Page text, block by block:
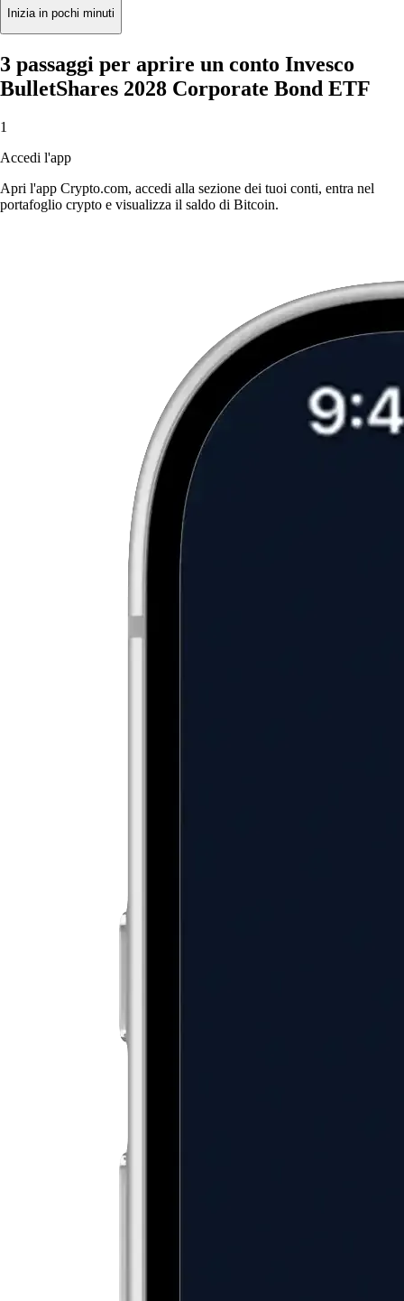
Inizia in pochi minuti
3 passaggi per aprire un conto Invesco
BulletShares 2028 Corporate Bond ETF
1
Accedi l'app
Apri l'app Crypto.com, accedi alla sezione dei tuoi conti, entra nel
portafoglio crypto e visualizza il saldo di Bitcoin.